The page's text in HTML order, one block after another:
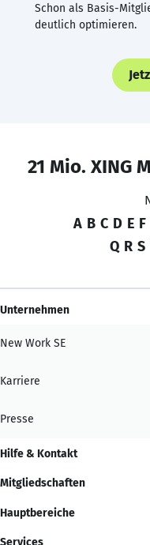
Schon als Basis-
deutlich optimieren.
21 Mio. XING
A B C D E F
Q R S
Unternehmen
New Work SE
Karriere
Presse
Hilfe & Kontakt
Mitgliedschaften
Hauptbereiche
Services